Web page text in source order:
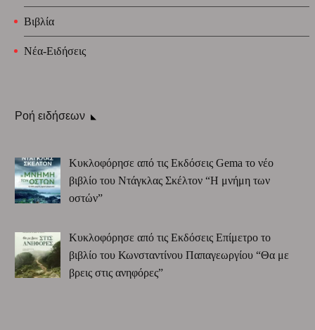
Βιβλία
Νέα-Ειδήσεις
Ροή ειδήσεων
Κυκλοφόρησε από τις Εκδόσεις Gema το νέο
βιβλίο του Ντάγκλας Σκέλτον “Η μνήμη των
οστών”
Κυκλοφόρησε από τις Εκδόσεις Επίμετρο το
βιβλίο του Κωνσταντίνου Παπαγεωργίου “Θα με
βρεις στις ανηφόρες”